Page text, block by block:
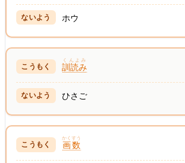
ホウ
訓読み
くんよみ
ひさご
画数
かくすう